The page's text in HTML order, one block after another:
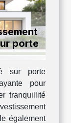
porte
sur porte
pour
tranquillité
également